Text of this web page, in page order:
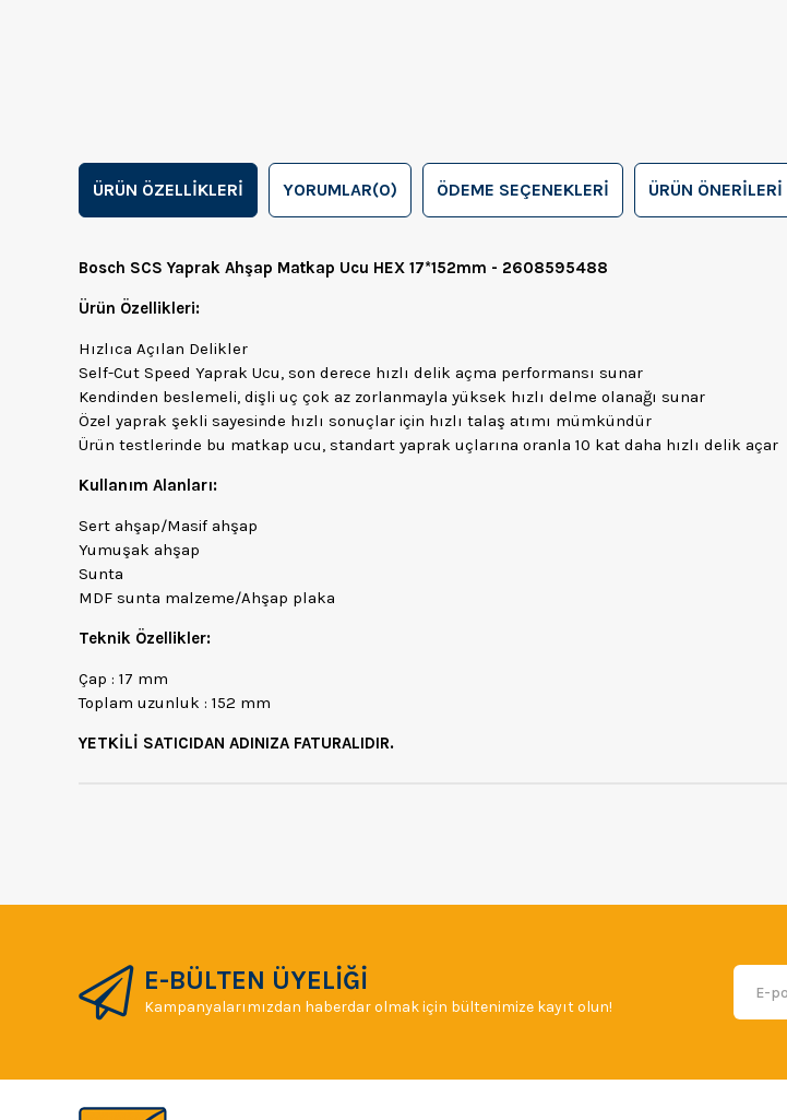
ÜRÜN ÖZELLIKLERI YORUMLAR(0) ÖDEME SEÇENEKLERI ÜRÜN ÖNERILERI
Bosch SCS Yaprak Ahşap Matkap Ucu HEX 17*152mm - 2608595488
Ürün Özellikleri:
Hızlıca Açılan Delikler
Self-Cut Speed Yaprak Ucu, son derece hızlı delik açma performansı sunar
Kendinden beslemeli, dişli uç çok az zorlanmayla yüksek hızlı delme olanağı sunar
Özel yaprak şekli sayesinde hızlı sonuçlar için hızlı talaş atımı mümkündür
Ürün testlerinde bu matkap ucu, standart yaprak uçlarına oranla 10 kat daha hızlı delik açar
Kullanım Alanları:
Sert ahşap/Masif ahşap
Yumuşak ahşap
Sunta
MDF sunta malzeme/Ahşap plaka
Teknik Özellikler:
Çap : 17 mm
Toplam uzunluk : 152 mm
YETKİLİ SATICIDAN ADINIZA FATURALIDIR.
E-BÜLTEN ÜYELİĞİ
Kampanyalarımızdan haberdar olmak için bültenimize kayıt olun!